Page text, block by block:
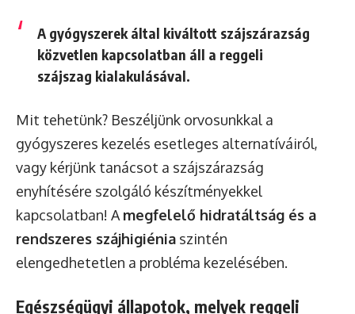
A gyógyszerek által kiváltott szájszárazság
közvetlen kapcsolatban áll a reggeli
szájszag kialakulásával.
Mit tehetünk? Beszéljünk orvosunkkal a
gyógyszeres kezelés esetleges alternatíváiról,
vagy kérjünk tanácsot a szájszárazság
enyhítésére szolgáló készítményekkel
kapcsolatban! A megfelelő hidratáltság és a
rendszeres szájhigiénia szintén
elengedhetetlen a probléma kezelésében.
Egészségügyi állapotok, melyek reggeli